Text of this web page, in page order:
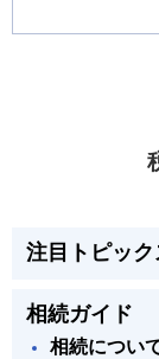
注目トピック
相続ガイド
相続につい